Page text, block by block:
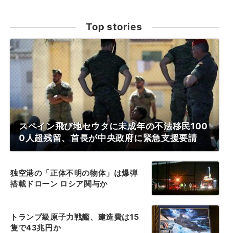
Top stories
スペイン飛び地セウタに未成年の不法移民100
0人超残留、首長が中央政府に緊急支援要請
独空港の「正体不明の物体」は爆弾
搭載ドローン ロシア関与か
トランプ級原子力戦艦、建造費は15
隻で43兆円か